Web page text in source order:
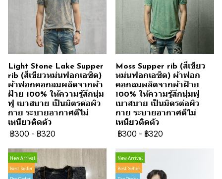
Light Stone Lake Supper
rib (สีเขียวหม่นฟอกเอซิด)
ผ้าฟอกคอกลมผลิตจากผ้า
ฝ้าย 100% ให้ความรู้สึกนุ่ม
ฟู เบาสบาย เป็นมิตรต่อผิว
กาย ระบายอากาศดีไม่
เหนียวติดตัว
฿300 - ฿320
Moss Supper rib (สีเขียว
หม่นฟอกเอซิด) ผ้าฟอก
คอกลมผลิตจากผ้าฝ้าย
100% ให้ความรู้สึกนุ่มฟู
เบาสบาย เป็นมิตรต่อผิว
กาย ระบายอากาศดีไม่
เหนียวติดตัว
฿300 - ฿320
New Arrival
Best Seller
New Arrival
Best Seller